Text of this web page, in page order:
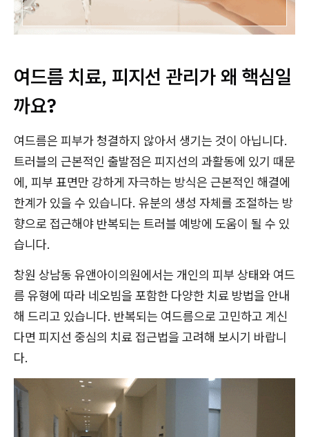
여드름 치료, 피지선 관리가 왜 핵심일
까요?
여드름은 피부가 청결하지 않아서 생기는 것이 아닙니다.
트러블의 근본적인 출발점은 피지선의 과활동에 있기 때문
에, 피부 표면만 강하게 자극하는 방식은 근본적인 해결에
한계가 있을 수 있습니다. 유분의 생성 자체를 조절하는 방
향으로 접근해야 반복되는 트러블 예방에 도움이 될 수 있
습니다.
창원 상남동 유앤아이의원에서는 개인의 피부 상태와 여드
름 유형에 따라 네오빔을 포함한 다양한 치료 방법을 안내
해 드리고 있습니다. 반복되는 여드름으로 고민하고 계신
다면 피지선 중심의 치료 접근법을 고려해 보시기 바랍니
다.